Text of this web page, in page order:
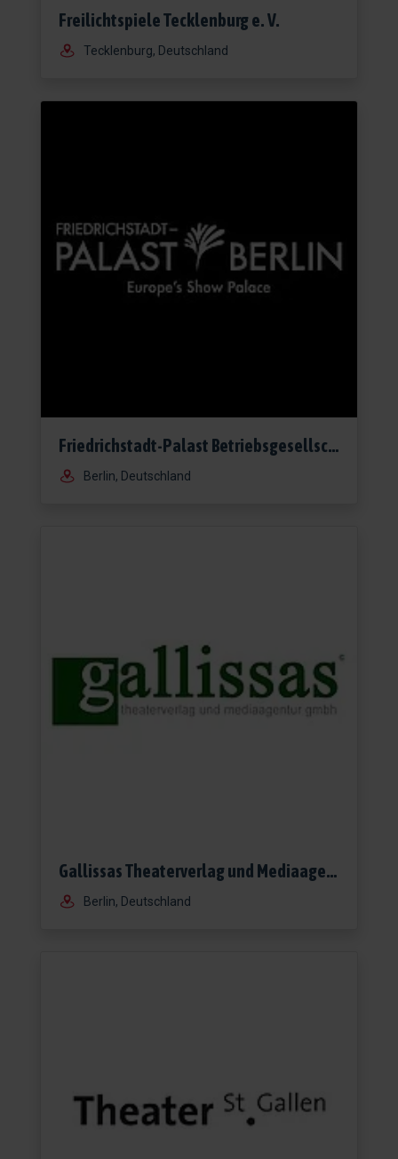
Freilichtspiele Tecklenburg e. V.
Tecklenburg, Deutschland
Friedrichstadt-Palast Betriebsgesellschaft mbH
Berlin, Deutschland
Gallissas Theaterverlag und Mediaagentur GmbH
Berlin, Deutschland